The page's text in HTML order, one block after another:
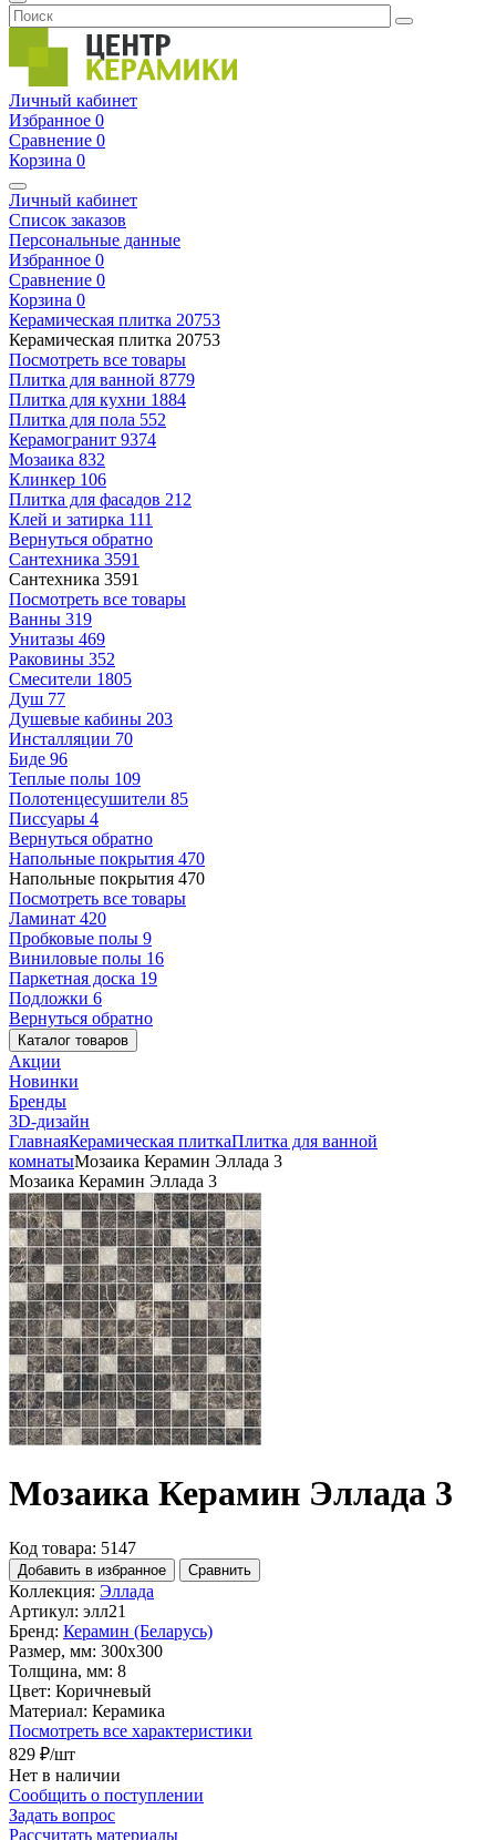
Личный кабинет
Избранное 0
Сравнение 0
Корзина 0
Личный кабинет
Список заказов
Персональные данные
Избранное 0
Сравнение 0
Корзина 0
Керамическая плитка 20753
Керамическая плитка 20753
Посмотреть все товары
Плитка для ванной 8779
Плитка для кухни 1884
Плитка для пола 552
Керамогранит 9374
Мозаика 832
Клинкер 106
Плитка для фасадов 212
Клей и затирка 111
Вернуться обратно
Сантехника 3591
Сантехника 3591
Посмотреть все товары
Ванны 319
Унитазы 469
Раковины 352
Смесители 1805
Душ 77
Душевые кабины 203
Инсталляции 70
Биде 96
Теплые полы 109
Полотенцесушители 85
Писсуары 4
Вернуться обратно
Напольные покрытия 470
Напольные покрытия 470
Посмотреть все товары
Ламинат 420
Пробковые полы 9
Виниловые полы 16
Паркетная доска 19
Подложки 6
Вернуться обратно
Каталог товаров
Акции
Новинки
Бренды
3D-дизайн
ГлавнаяКерамическая плиткаПлитка для ванной
комнатыМозаика Керамин Эллада 3
Мозаика Керамин Эллада 3
Мозаика Керамин Эллада 3
Код товара: 5147
Добавить в избранное Сравнить
Коллекция: Эллада
Артикул: элл21
Бренд: Керамин (Беларусь)
Размер, мм: 300x300
Толщина, мм: 8
Цвет: Коричневый
Материал: Керамика
Посмотреть все характеристики
829 ₽/шт
Нет в наличии
Сообщить о поступлении
Задать вопрос
Рассчитать материалы